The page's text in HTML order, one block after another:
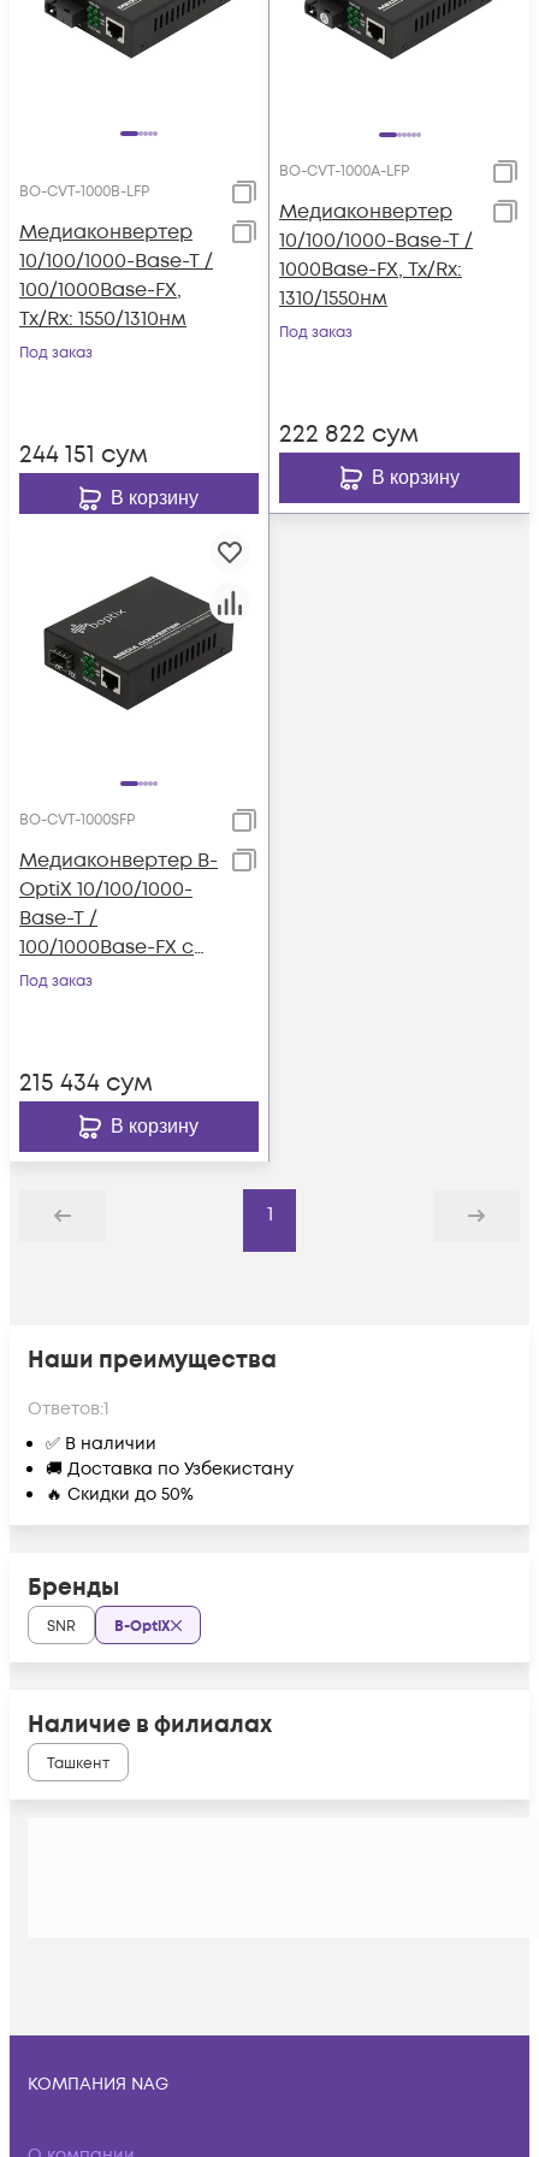
BO-CVT-1000B-LFP
Медиаконвертер
10/100/1000-Base-T /
100/1000Base-FX,
Tx/Rx: 1550/1310нм
Под заказ
244 151 сум
В корзину
BO-CVT-1000A-LFP
Медиаконвертер
10/100/1000-Base-T /
1000Base-FX, Tx/Rx:
1310/1550нм
Под заказ
222 822 сум
В корзину
BO-CVT-1000SFP
Медиаконвертер B-
OptiX 10/100/1000-
Base-T /
100/1000Base-FX с
SFP-портом
Под заказ
215 434 сум
В корзину
Назад
1
Дальше
Наши преимущества
Ответов:1
✅ В наличии
🚚 Доставка по Узбекистану
🔥 Скидки до 50%
Бренды
SNR B-OptiX
Наличие в филиалах
Ташкент
КОМПАНИЯ NAG